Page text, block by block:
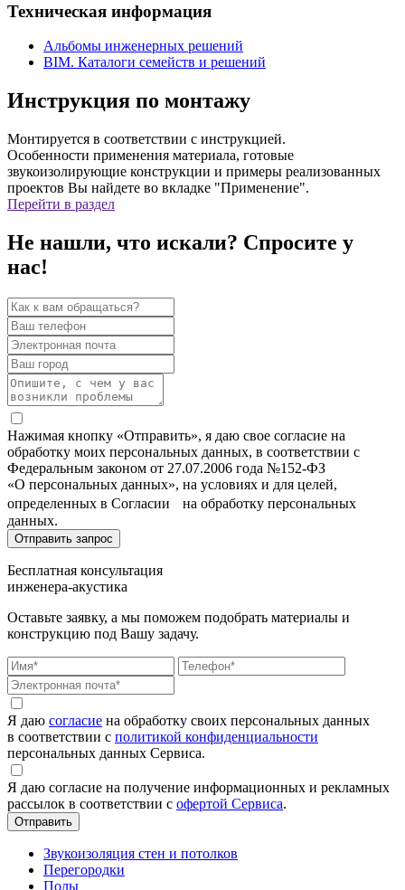
Техническая информация
Альбомы инженерных решений
BIM. Каталоги семейств и решений
Инструкция по монтажу
Монтируется в соответствии с инструкцией.
Особенности применения материала, готовые
звукоизолирующие конструкции и примеры реализованных
проектов Вы найдете во вкладке "Применение".
Перейти в раздел
Не нашли, что искали? Спросите у
нас!
Нажимая кнопку «Отправить», я даю свое согласие на
обработку моих персональных данных, в соответствии с
Федеральным законом от 27.07.2006 года №152-ФЗ
«О персональных данных», на условиях и для целей,
определенных в Согласии на обработку персональных
данных.
Бесплатная консультация
инженера-акустика
Оставьте заявку, а мы поможем подобрать материалы и
конструкцию под Вашу задачу.
Я даю согласие на обработку своих персональных данных
в соответствии с политикой конфиденциальности
персональных данных Сервиса.
Я даю согласие на получение информационных и рекламных
рассылок в соответствии с офертой Сервиса.
Звукоизоляция стен и потолков
Перегородки
Полы